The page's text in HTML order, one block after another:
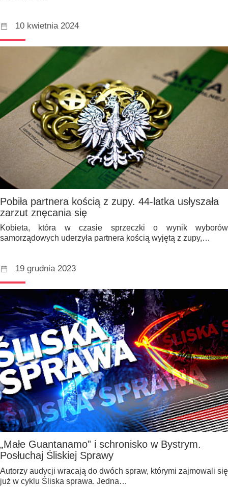
10 kwietnia 2024
Pobiła partnera kością z zupy. 44-latka usłyszała
zarzut znęcania się
Kobieta, która w czasie sprzeczki o wynik wyborów
samorządowych uderzyła partnera kością wyjętą z zupy,…
19 grudnia 2023
„Małe Guantanamo” i schronisko w Bystrym.
Posłuchaj Śliskiej Sprawy
Autorzy audycji wracają do dwóch spraw, którymi zajmowali się
już w cyklu Śliska sprawa. Jedna…